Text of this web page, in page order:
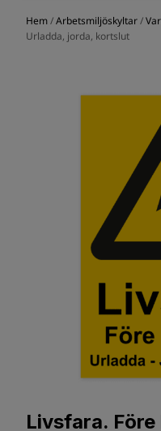
Hem/Arbetsmiljöskyltar/
Urladda, jorda, kortslut
Livsfara.